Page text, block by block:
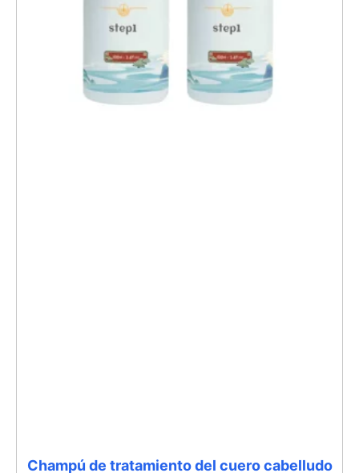
Champú de tratamiento del cuero cabelludo